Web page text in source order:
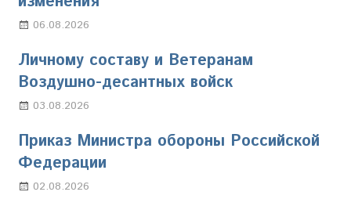
06.08.2026
Личному составу и Ветеранам
Воздушно-десантных войск
03.08.2026
Приказ Министра обороны Российской
Федерации
02.08.2026